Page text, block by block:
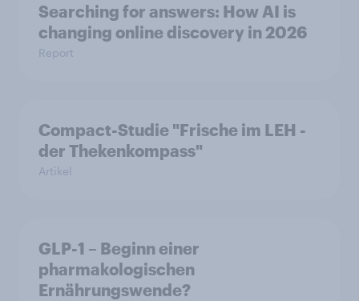
Searching for answers: How AI is
changing online discovery in 2026
Report
Compact-Studie "Frische im LEH -
der Thekenkompass"
Artikel
GLP-1 – Beginn einer
pharmakologischen
Ernährungswende?